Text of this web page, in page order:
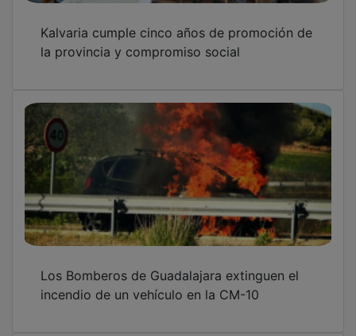
Kalvaria cumple cinco años de promoción de
la provincia y compromiso social
Los Bomberos de Guadalajara extinguen el
incendio de un vehículo en la CM-10